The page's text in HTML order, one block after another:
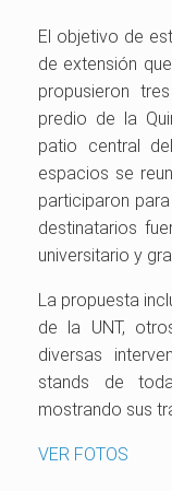
El objetivo de
de extensión
propusieron
predio de la
patio central
espacios se
participaron
destinatarios
universitario y
La propuesta
de la UNT,
diversas
stands de
mostrando sus
VER FOTOS